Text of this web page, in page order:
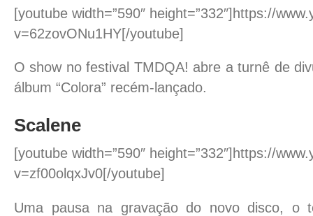
[youtube width=”590″ height=”332″]https://
v=62zovONu1HY[/youtube]
O show no festival TMDQA! abre a turnê de
álbum “Colora” recém-lançado.
Scalene
[youtube width=”590″ height=”332″]https://
v=zf00olqxJv0[/youtube]
Uma pausa na gravação do novo disco, o